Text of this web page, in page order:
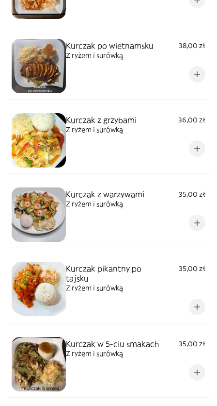
Kurczak po wietnamsku
38,00 zł
Z ryżem i surówką
Kurczak z grzybami
36,00 zł
Z ryżem i surówką
Kurczak z warzywami
35,00 zł
Z ryżem i surówką
Kurczak pikantny po
tajsku
35,00 zł
Z ryżem i surówką
Kurczak w 5-ciu smakach
35,00 zł
Z ryżem i surówką